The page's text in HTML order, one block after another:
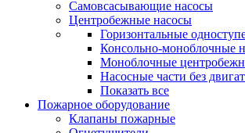
Самовсасывающие насосы
Центробежные насосы
Горизонтальные
Консольно-моноблочные
Моноблочные
Насосные части без
Показать все
Пожарное оборудование
Клапаны пожарные